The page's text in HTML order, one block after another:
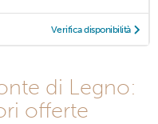
Verifica disponibilità
di Legno:
offerte